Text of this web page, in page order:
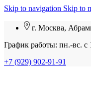
Skip to navigation Skip to
г. Москва,
График работы: пн.-вс. с
+7 (929) 902-91-91